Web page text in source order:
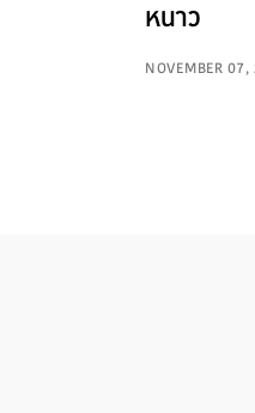
หนาว
NOVEMBER